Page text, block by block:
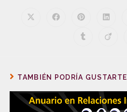
TAMBIÉN PODRÍA GUSTARTE